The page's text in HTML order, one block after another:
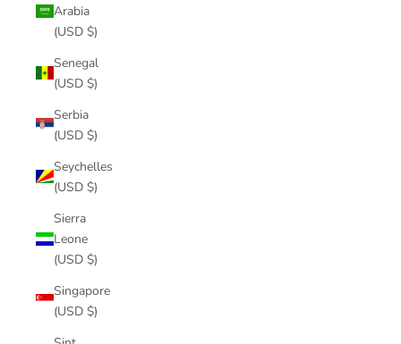
Arabia
(USD $)
Senegal
(USD $)
Serbia
(USD $)
Seychelles
(USD $)
Sierra
Leone
(USD $)
Singapore
(USD $)